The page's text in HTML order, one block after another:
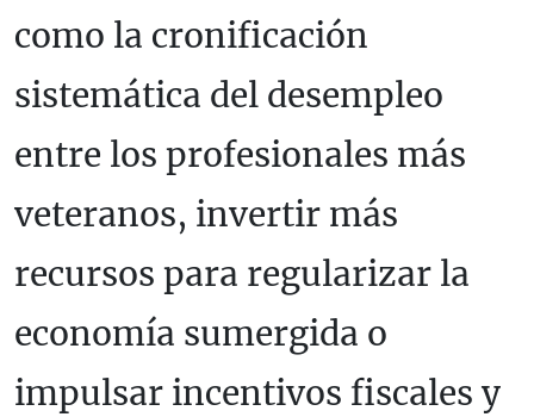
como la cronificación
sistemática del desempleo
entre los profesionales más
veteranos, invertir más
recursos para regularizar la
economía sumergida o
impulsar incentivos fiscales y